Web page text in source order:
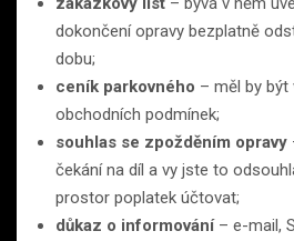
dokončení opravy bezplatně
dobu;
ceník parkovného – měl by
obchodních podmínek;
souhlas se zpožděním opravy
čekání na díl a vy jste to
prostor poplatek účtovat;
důkaz o informování– e-mail,